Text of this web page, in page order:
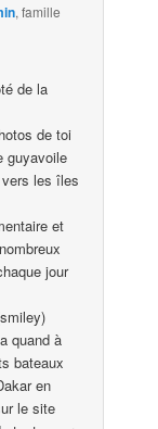
,famille
de la
de toi
guyavoile
les îles
et
jour
quand à
bateaux
en
le site